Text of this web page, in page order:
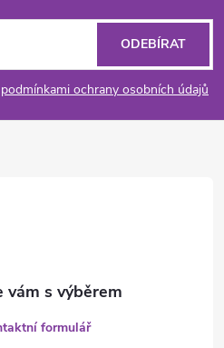
podmínkami ochrany osobních údajů
ODEBÍRAT
formulář